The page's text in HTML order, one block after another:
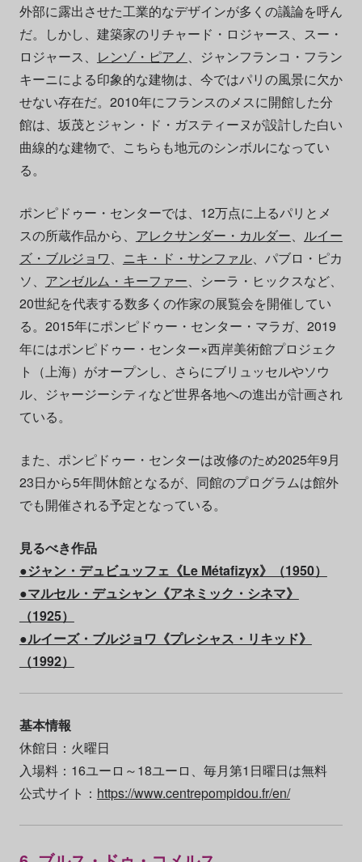
外部に露出させた工業的なデザインが多くの議論を呼ん
だ。しかし、建築家のリチャード・ロジャース、スー・
ロジャース、 レンゾ・ピアノ 、ジャンフランコ・フラン
キーニによる印象的な建物は、今ではパリの風景に欠か
せない存在だ。2010年にフランスのメスに開館した分
館は、坂茂とジャン・ド・ガスティーヌが設計した白い
曲線的な建物で、こちらも地元のシンボルになってい
る。
ポンピドゥー・センターでは、12万点に上るパリとメ
スの所蔵作品から、 アレクサンダー・カルダー、 ルイー
ズ・ブルジョワ、 ニキ・ド・サンファル、パブロ・ピカ
ソ、 アンゼルム・キーファー、シーラ・ヒックスなど、
20世紀を代表する数多くの作家の展覧会を開催してい
る。2015年にポンピドゥー・センター・マラガ、2019
年にはポンピドゥー・センター×西岸美術館プロジェク
ト（上海）がオープンし、さらにブリュッセルやソウ
ル、ジャージーシティなど世界各地への進出が計画され
ている。
また、ポンピドゥー・センターは改修のため2025年9月
23日から5年間休館となるが、同館のプログラムは館外
でも開催される予定となっている。
見るべき作品
●ジャン・デュビュッフェ《Le Métafizyx》（1950）
●マルセル・デュシャン《アネミック・シネマ》
（1925）
●ルイーズ・ブルジョワ《プレシャス・リキッド》
（1992）
基本情報
休館日：火曜日
入場料：16ユーロ～18ユーロ、毎月第1日曜日は無料
公式サイト： https://www.centrepompidou.fr/en/